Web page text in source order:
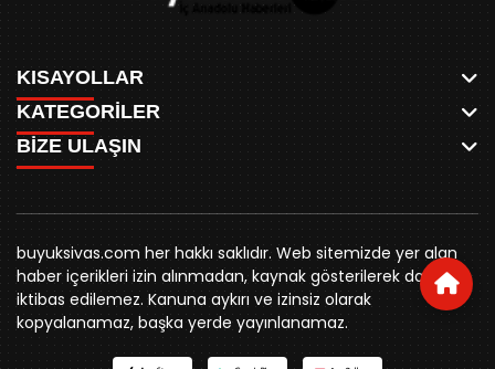
KISAYOLLAR
ANASAYFA
AKSU CANLI
MEYDAN CANLI
MEDRESELER CANLI
MERAKÜM CANLI
YUKARI TEKKE CANLI
KURUMSAL KİMLİK
REKLAM FİYATLARI
BİZE ULAŞIN
KÜNYE
KATEGORİLER
WHATSAPP
SPOR
SİYASET
BELEDİYE
SİVAS VALİLİĞİ
ÜNİVERSİTE
KURUMLAR
STK
YORUM
BİZE ULAŞIN
0346 221 00 60
buyuksivashaber@gmail.com
Örtülüpınar Mah. İnönü Bulvarı Özkahya Apt. Kat:3 D:7
Sivas
buyuksivas.com her hakkı saklıdır. Web sitemizde yer alan
haber içerikleri izin alınmadan, kaynak gösterilerek dahi
iktibas edilemez. Kanuna aykırı ve izinsiz olarak
kopyalanamaz, başka yerde yayınlanamaz.